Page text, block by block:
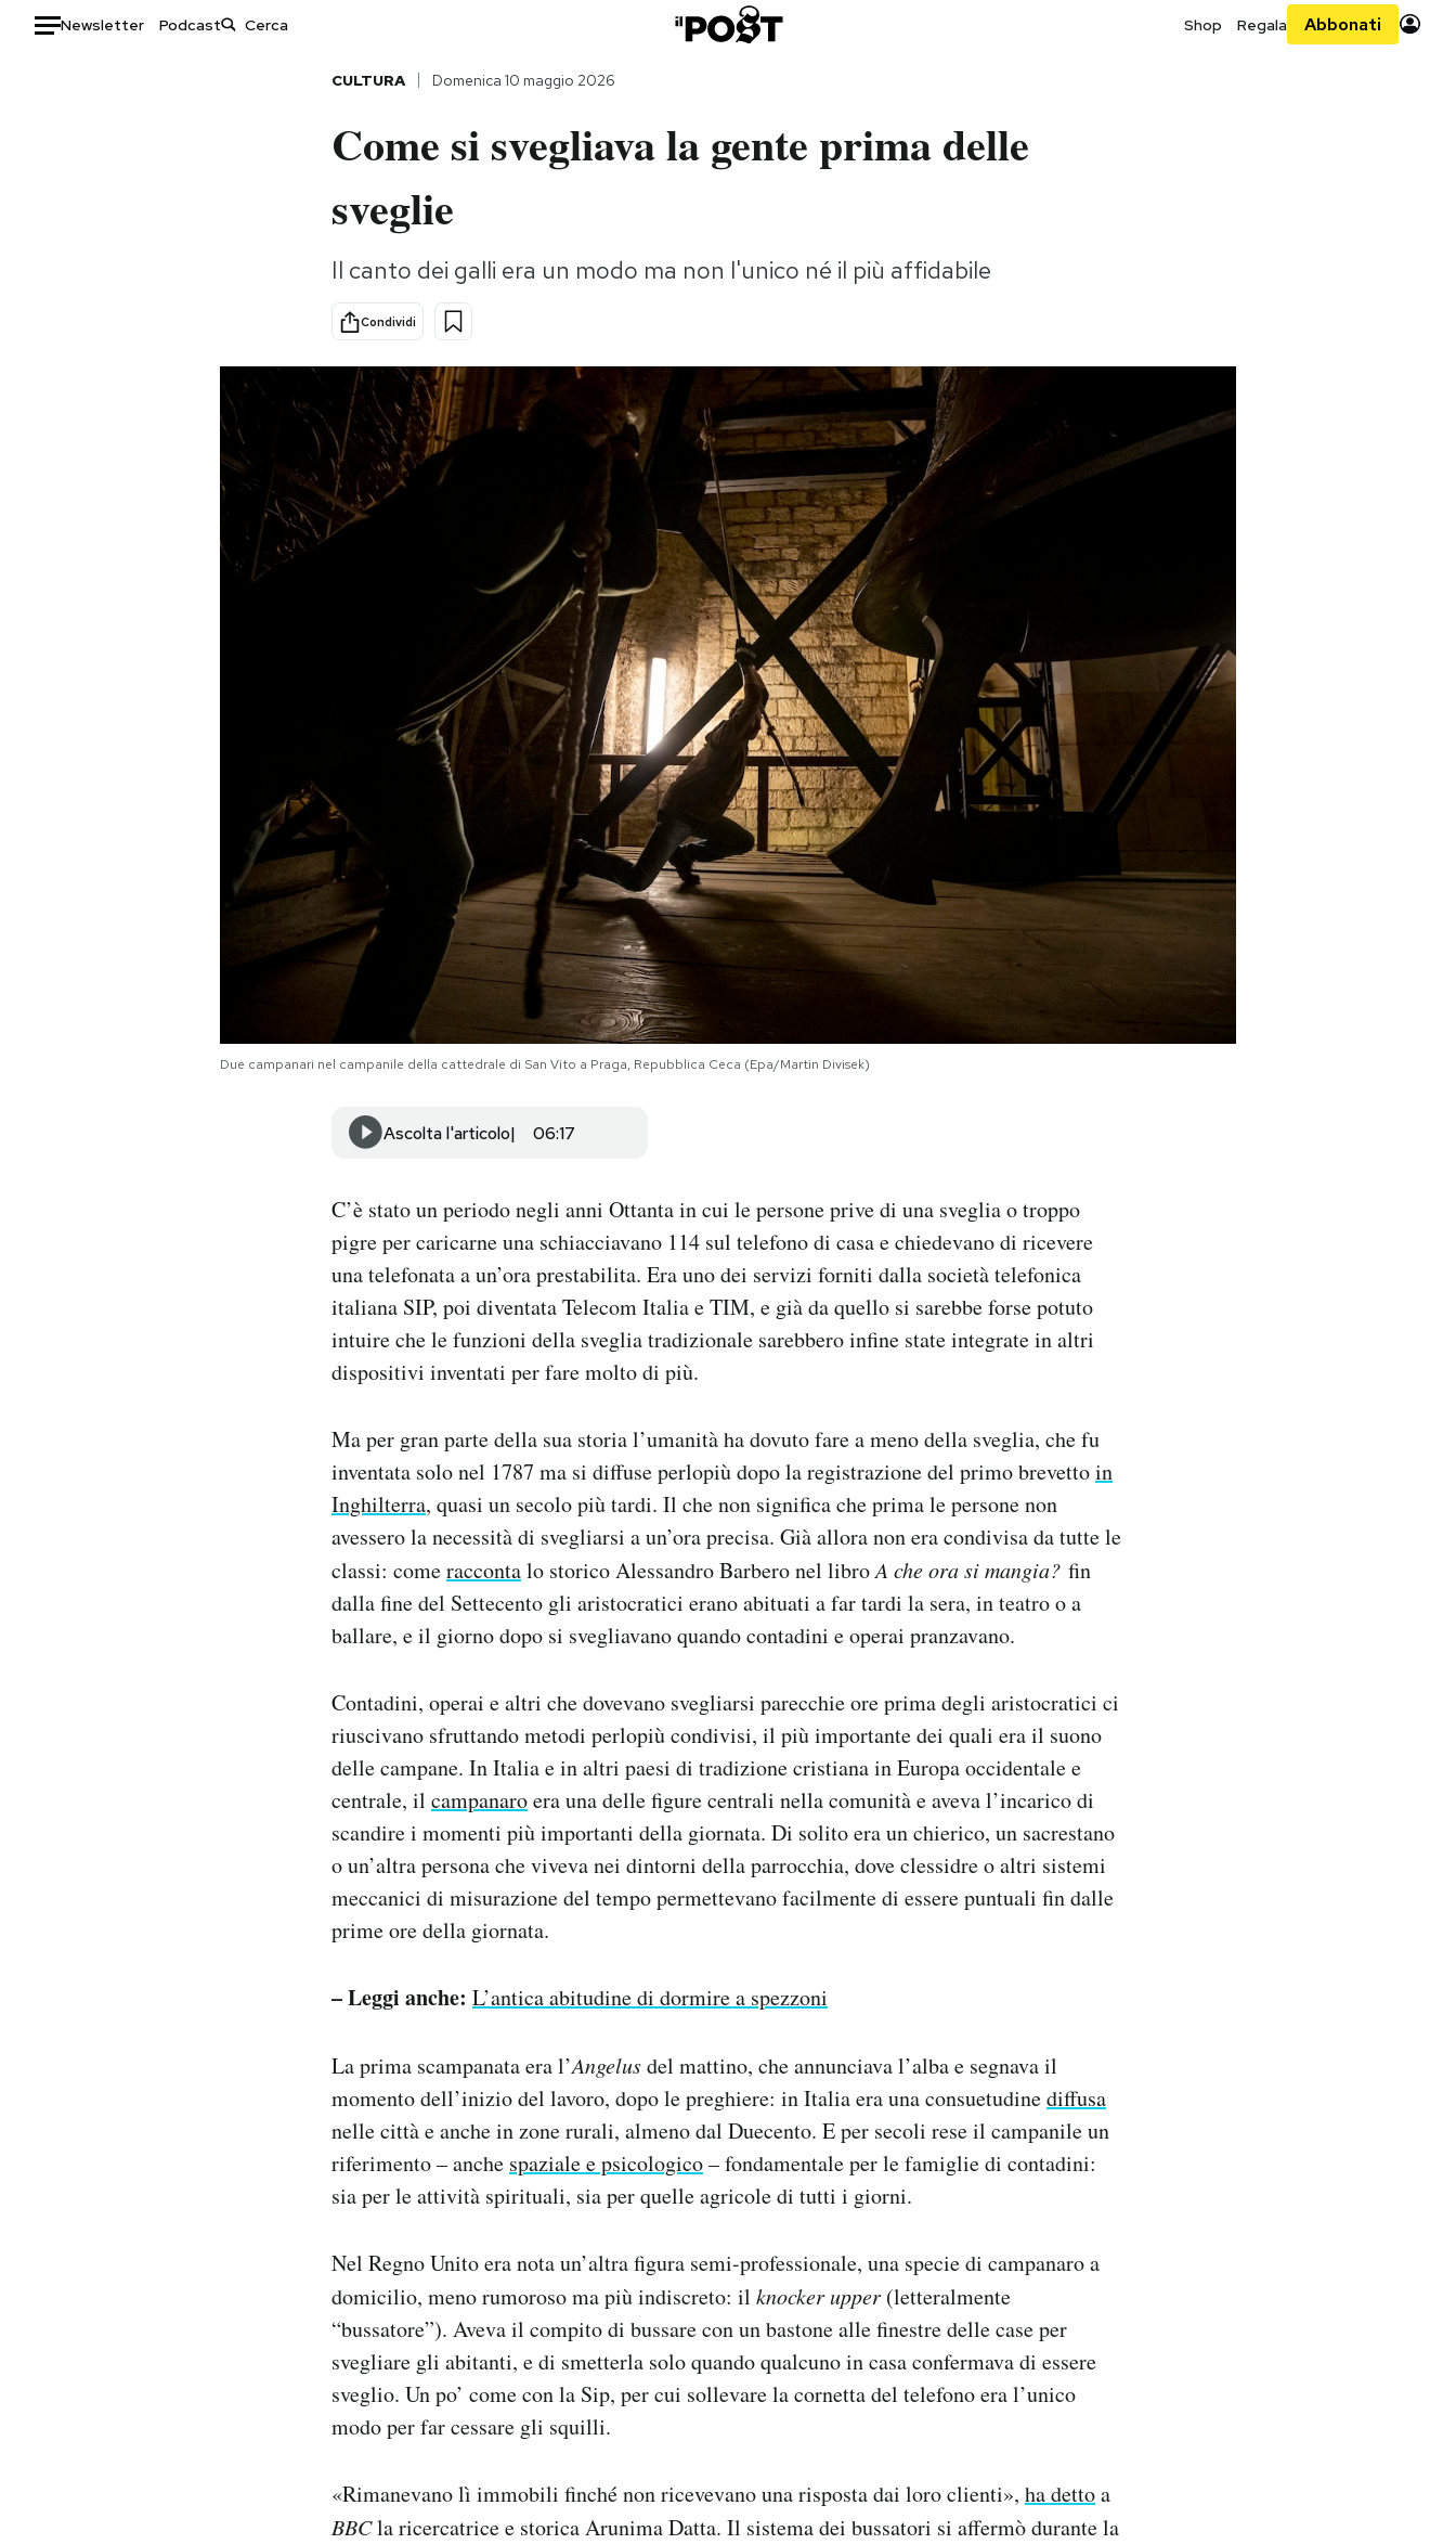
Newsletter Podcast Shop Regala Abbonati
Storie/Idee
Ok Boomer!
Europa
Altrecose
Mondiali calcio 2026
Hai bisogno di aiuto?
CULTURA Domenica 10 maggio 2026
Come si svegliava la gente prima delle
sveglie
Il canto dei galli era un modo ma non l'unico né il più affidabile
Condividi
Due campanari nel campanile della cattedrale di San Vito a Praga, Repubblica Ceca (Epa/Martin Divisek)
Ascolta l'articolo 06:17
C’è stato un periodo negli anni Ottanta in cui le persone prive di una sveglia o troppo
pigre per caricarne una schiacciavano 114 sul telefono di casa e chiedevano di ricevere
una telefonata a un’ora prestabilita. Era uno dei servizi forniti dalla società telefonica
italiana SIP, poi diventata Telecom Italia e TIM, e già da quello si sarebbe forse potuto
intuire che le funzioni della sveglia tradizionale sarebbero infine state integrate in altri
dispositivi inventati per fare molto di più.
Ma per gran parte della sua storia l’umanità ha dovuto fare a meno della sveglia, che fu
inventata solo nel 1787 ma si diffuse perlopiù dopo la registrazione del primo brevettoin
Inghilterra, quasi un secolo più tardi. Il che non significa che prima le persone non
avessero la necessità di svegliarsi a un’ora precisa. Già allora non era condivisa da tutte le
classi: comeraccontalo storico Alessandro Barbero nel libroA che ora si mangia? fin
dalla fine del Settecento gli aristocratici erano abituati a far tardi la sera, in teatro o a
ballare, e il giorno dopo si svegliavano quando contadini e operai pranzavano.
Contadini, operai e altri che dovevano svegliarsi parecchie ore prima degli aristocratici ci
riuscivano sfruttando metodi perlopiù condivisi, il più importante dei quali era il suono
delle campane. In Italia e in altri paesi di tradizione cristiana in Europa occidentale e
centrale, il campanaroera una delle figure centrali nella comunità e aveva l’incarico di
scandire i momenti più importanti della giornata. Di solito era un chierico, un sacrestano
o un’altra persona che viveva nei dintorni della parrocchia, dove clessidre o altri sistemi
meccanici di misurazione del tempo permettevano facilmente di essere puntuali fin dalle
prime ore della giornata.
– Leggi anche: L’antica abitudine di dormire a spezzoni
La prima scampanata era l’Angelusdel mattino, che annunciava l’alba e segnava il
momento dell’inizio del lavoro, dopo le preghiere: in Italia era una consuetudinediffusa
nelle città e anche in zone rurali, almeno dal Duecento. E per secoli rese il campanile un
riferimento – anche spaziale e psicologico– fondamentale per le famiglie di contadini:
sia per le attività spirituali, sia per quelle agricole di tutti i giorni.
Nel Regno Unito era nota un’altra figura semi-professionale, una specie di campanaro a
domicilio, meno rumoroso ma più indiscreto: il knocker upper (letteralmente
“bussatore”). Aveva il compito di bussare con un bastone alle finestre delle case per
svegliare gli abitanti, e di smetterla solo quando qualcuno in casa confermava di essere
sveglio. Un po’ come con la Sip, per cui sollevare la cornetta del telefono era l’unico
modo per far cessare gli squilli.
«Rimanevano lì immobili finché non ricevevano una risposta dai loro clienti», ha dettoa
BBCla ricercatrice e storica Arunima Datta. Il sistema dei bussatori si affermò durante la